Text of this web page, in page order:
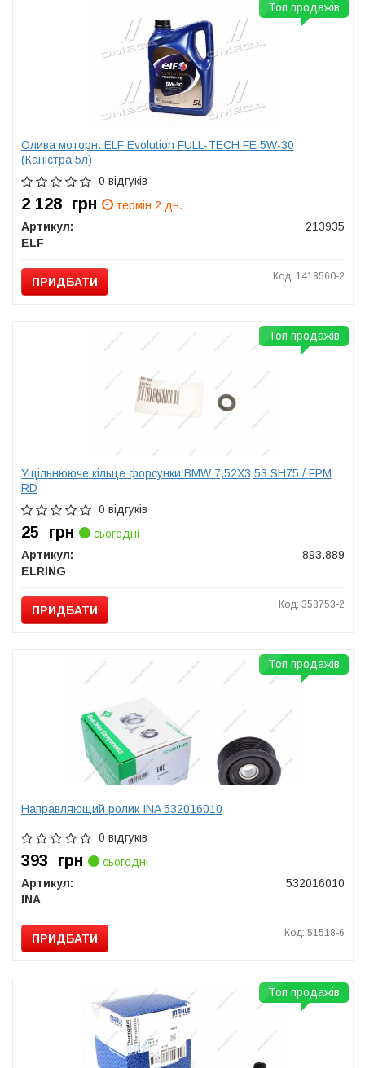
Олива моторн. ELF Evolution FULL-TECH FE 5W-30
(Каністра 5л)
0 відгуків
2 128 грн
термін 2 дн.
Артикул:
213935
ELF
ПРИДБАТИ Код: 1418560-2
Топ продажів
Ущільнююче кільце форсунки BMW 7,52X3,53 SH75 / FPM
RD
0 відгуків
25 грн
сьогодні
Артикул:
893.889
ELRING
ПРИДБАТИ Код: 358753-2
Топ продажів
Направляющий ролик INA 532016010
0 відгуків
393 грн
сьогодні
Артикул:
532016010
INA
ПРИДБАТИ Код: 51518-6
Топ продажів
Топ продажів